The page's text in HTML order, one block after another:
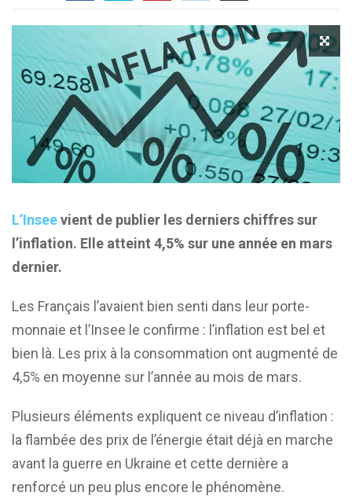
L’Inseevient de publier les derniers chiffres sur
l’inflation. Elle atteint 4,5% sur une année en mars
dernier.
Les Français l’avaient bien senti dans leur porte-
monnaie et l’Insee le confirme : l’inflation est bel et
bien là. Les prix à la consommation ont augmenté de
4,5% en moyenne sur l’année au mois de mars.
Plusieurs éléments expliquent ce niveau d’inflation :
la flambée des prix de l’énergie était déjà en marche
avant la guerre en Ukraine et cette dernière a
renforcé un peu plus encore le phénomène.